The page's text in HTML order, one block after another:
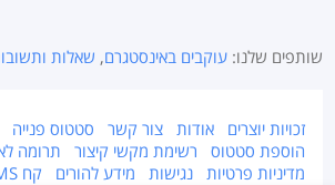
שותפים שלנו:עוקבים באינסטגרם, שאלות
זכויות יוצרים אודות צור קשר סטטוס פנייה
הוספת סטטוס
רשימת מקשי קיצור תרומה
מדיניות פרטיות
נגישות מידע להורים קח SMS